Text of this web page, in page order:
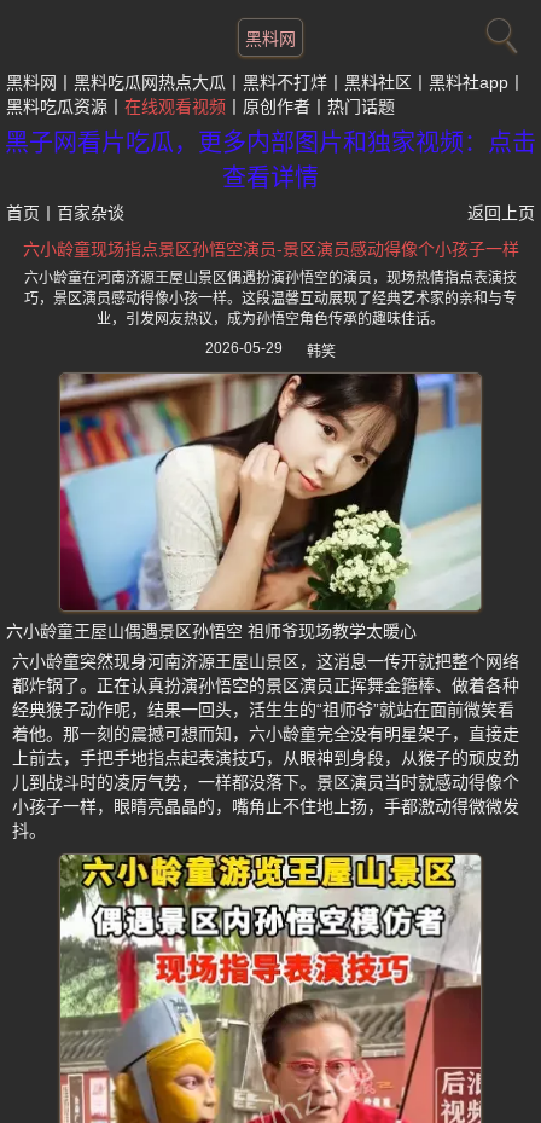
黑料网
黑料网 黑料吃瓜网热点大瓜 黑料不打烊 黑料社区
黑料社app
黑料吃瓜资源
在线观看视频 原创作者 热门话题
黑子网看片吃瓜，更多内部图片和独家视频：点击
查看详情
首页 百家杂谈
返回上页
六小龄童现场指点景区孙悟空演员-景区演员感动得像个小孩子一样
六小龄童在河南济源王屋山景区偶遇扮演孙悟空的演员，现场热情指点表演技
巧，景区演员感动得像小孩一样。这段温馨互动展现了经典艺术家的亲和与专
业，引发网友热议，成为孙悟空角色传承的趣味佳话。
2026-05-29
韩笑
六小龄童王屋山偶遇景区孙悟空 祖师爷现场教学太暖心
六小龄童突然现身河南济源王屋山景区，这消息一传开就把整个网络
都炸锅了。正在认真扮演孙悟空的景区演员正挥舞金箍棒、做着各种
经典猴子动作呢，结果一回头，活生生的“祖师爷”就站在面前微笑看
着他。那一刻的震撼可想而知，六小龄童完全没有明星架子，直接走
上前去，手把手地指点起表演技巧，从眼神到身段，从猴子的顽皮劲
儿到战斗时的凌厉气势，一样都没落下。景区演员当时就感动得像个
小孩子一样，眼睛亮晶晶的，嘴角止不住地上扬，手都激动得微微发
抖。